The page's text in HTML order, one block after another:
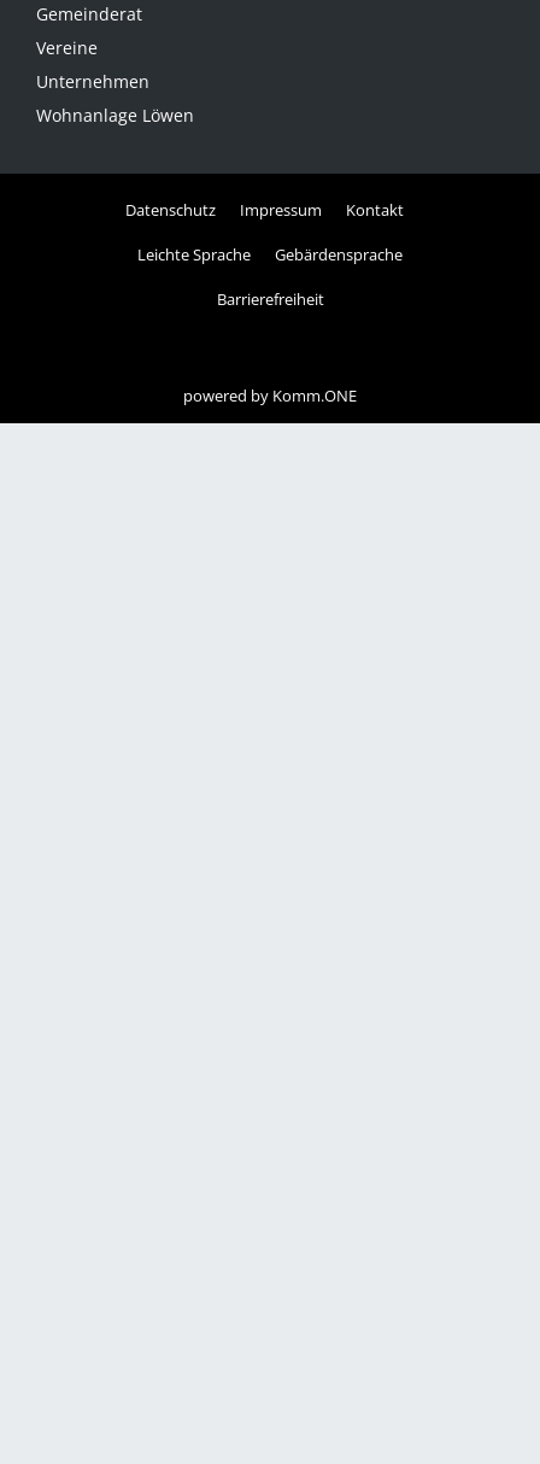
Gemeinderat
Vereine
Unternehmen
Wohnanlage Löwen
Datenschutz Impressum Kontakt
Leichte Sprache Gebärdensprache
Barrierefreiheit
powered by Komm.ONE